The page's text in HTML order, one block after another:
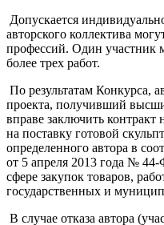
Допускается
авторского коллектива
профессий. Один участник
более трех работ.
По результатам Конкурса,
проекта, получивший
вправе заключить контракт
на поставку готовой
определенного автора в
от 5 апреля 2013 года №
сфере закупок товаров,
государственных и
В случае отказа автора